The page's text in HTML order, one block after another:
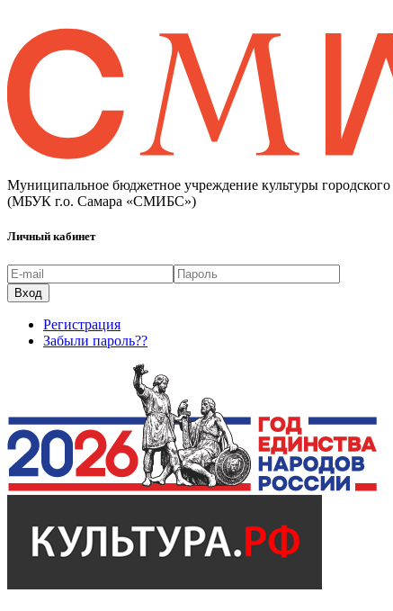
Муниципальное бюджетное учреждение культуры
(МБУК г.о. Самара «СМИБС»)
Личный кабинет
Регистрация
Забыли пароль??